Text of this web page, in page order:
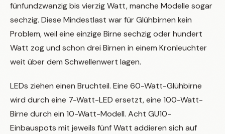
fünfundzwanzig bis vierzig Watt, manche Modelle sogar
sechzig. Diese Mindestlast war für Glühbirnen kein
Problem, weil eine einzige Birne sechzig oder hundert
Watt zog und schon drei Birnen in einem Kronleuchter
weit über dem Schwellenwert lagen.
LEDs ziehen einen Bruchteil. Eine 60-Watt-Glühbirne
wird durch eine 7-Watt-LED ersetzt, eine 100-Watt-
Birne durch ein 10-Watt-Modell. Acht GU10-
Einbauspots mit jeweils fünf Watt addieren sich auf